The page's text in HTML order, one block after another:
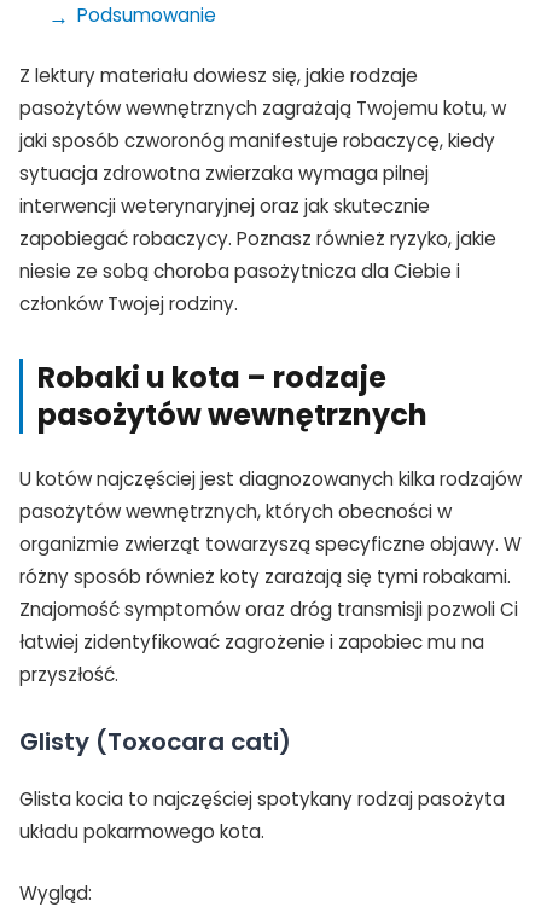
Podsumowanie
Z lektury materiału dowiesz się, jakie rodzaje
pasożytów wewnętrznych zagrażają Twojemu kotu, w
jaki sposób czworonóg manifestuje robaczycę, kiedy
sytuacja zdrowotna zwierzaka wymaga pilnej
interwencji weterynaryjnej oraz jak skutecznie
zapobiegać robaczycy. Poznasz również ryzyko, jakie
niesie ze sobą choroba pasożytnicza dla Ciebie i
członków Twojej rodziny.
Robaki u kota – rodzaje
pasożytów wewnętrznych
U kotów najczęściej jest diagnozowanych kilka rodzajów
pasożytów wewnętrznych, których obecności w
organizmie zwierząt towarzyszą specyficzne objawy. W
różny sposób również koty zarażają się tymi robakami.
Znajomość symptomów oraz dróg transmisji pozwoli Ci
łatwiej zidentyfikować zagrożenie i zapobiec mu na
przyszłość.
Glisty (Toxocara cati)
Glista kocia to najczęściej spotykany rodzaj pasożyta
układu pokarmowego kota.
Wygląd: